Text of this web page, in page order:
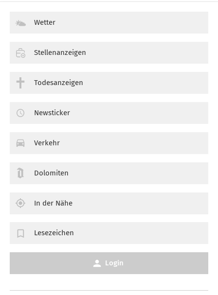
Wetter
Stellenanzeigen
Todesanzeigen
Newsticker
Verkehr
Dolomiten
In der Nähe
Lesezeichen
Login